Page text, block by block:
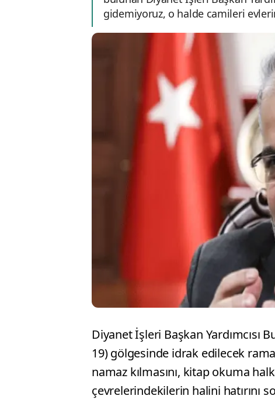
gidemiyoruz, o halde camileri
Diyanet İşleri Başkan
19) gölgesinde idrak edilecek
namaz kılmasını, kitap okuma
çevrelerindekilerin halini hatırını